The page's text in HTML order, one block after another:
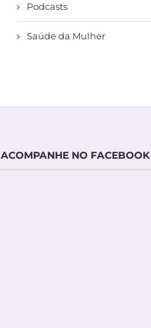
Podcasts
Saúde da Mulher
ACOMPANHE NO FACEBOOK